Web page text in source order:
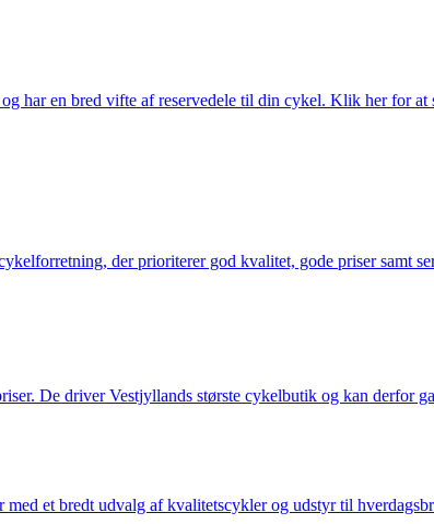
har en bred vifte af reservedele til din cykel. Klik her for at
der prioriterer god kvalitet, gode priser samt
De driver Vestjyllands største cykelbutik og kan derfor
et bredt udvalg af kvalitetscykler og udstyr til